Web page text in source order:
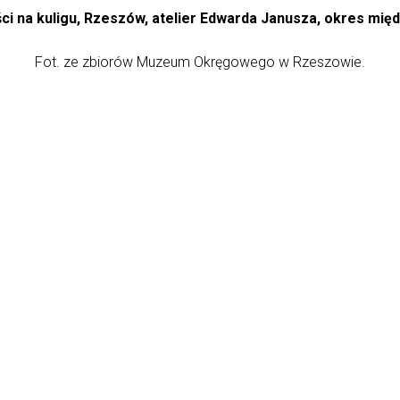
na kuligu, Rzeszów, atelier Edwarda Janusza, okres
Fot. ze zbiorów Muzeum Okręgowego w Rzeszowie.